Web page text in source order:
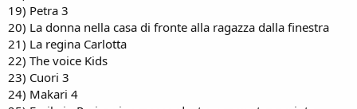
19) Petra 3
20) La donna nella casa di fronte alla ragazza dalla finestra
21) La regina Carlotta
22) The voice Kids
23) Cuori 3
24) Makari 4